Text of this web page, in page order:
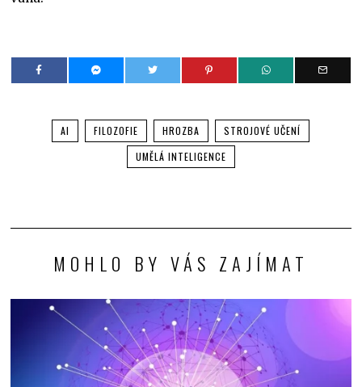
AI FILOZOFIE HROZBA
STROJOVÉ UČENÍ
UMĚLÁ INTELIGENCE
MOHLO BY VÁS ZAJÍMAT